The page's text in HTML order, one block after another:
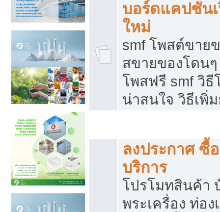
บอร์ดแคปชั่น
ใหม่
smf โพสต์ขาย
สขายของโดน
โพสฟรี smf วิธี
น่าสนใจ วิธีเพิ่
ลงประกาศ ซื้
บริการ
โปรโมทสินค้า
พระเครื่อง ท่อง